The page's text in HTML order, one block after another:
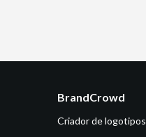
BrandCrowd
Criador de logotipos